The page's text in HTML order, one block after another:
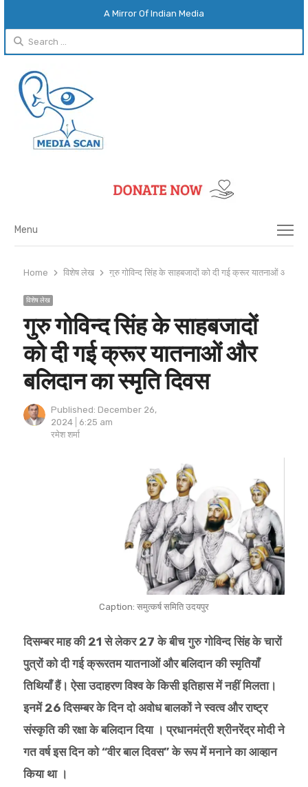
A Mirror Of Indian Media
Search
for:
Menu
Menu
Home विशेष लेख गुरु गोविन्द सिंह के साहबजादों को दी गई क्रूर यातनाओं और
विशेष लेख
गुरु गोविन्द सिंह के साहबजादों
को दी गई क्रूर यातनाओं और
बलिदान का स्मृति दिवस
Published: December 26,
2024
6:25 am
Author
रमेश शर्मा
Caption: समुत्कर्ष समिति उदयपुर
दिसम्बर माह की 21 से लेकर 27 के बीच गुरु गोविन्द सिंह के चारों
पुत्रों को दी गई क्रूरतम यातनाओं और बलिदान की स्मृतियाँ
तिथियाँ हैं। ऐसा उदाहरण विश्व के किसी इतिहास में नहीं मिलता।
इनमें 26 दिसम्बर के दिन दो अवोध बालकों ने स्वत्व और राष्ट्र
संस्कृति की रक्षा के बलिदान दिया । प्रधानमंत्री श्रीनरेंद्र मोदी ने
गत वर्ष इस दिन को “वीर बाल दिवस” के रूप में मनाने का आव्हान
किया था ।